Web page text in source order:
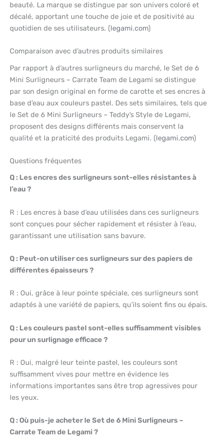
beauté. La marque se distingue par son univers coloré et
décalé, apportant une touche de joie et de positivité au
quotidien de ses utilisateurs. (legami.com)
Comparaison avec d’autres produits similaires
Par rapport à d’autres surligneurs du marché, le Set de 6
Mini Surligneurs – Carrate Team de Legami se distingue
par son design original en forme de carotte et ses encres à
base d’eau aux couleurs pastel. Des sets similaires, tels que
le Set de 6 Mini Surligneurs – Teddy’s Style de Legami,
proposent des designs différents mais conservent la
qualité et la praticité des produits Legami. (legami.com)
Questions fréquentes
Q : Les encres des surligneurs sont-elles résistantes à
l’eau ?
R : Les encres à base d’eau utilisées dans ces surligneurs
sont conçues pour sécher rapidement et résister à l’eau,
garantissant une utilisation sans bavure.
Q : Peut-on utiliser ces surligneurs sur des papiers de
différentes épaisseurs ?
R : Oui, grâce à leur pointe spéciale, ces surligneurs sont
adaptés à une variété de papiers, qu’ils soient fins ou épais.
Q : Les couleurs pastel sont-elles suffisamment visibles
pour un surlignage efficace ?
R : Oui, malgré leur teinte pastel, les couleurs sont
suffisamment vives pour mettre en évidence les
informations importantes sans être trop agressives pour
les yeux.
Q : Où puis-je acheter le Set de 6 Mini Surligneurs –
Carrate Team de Legami ?